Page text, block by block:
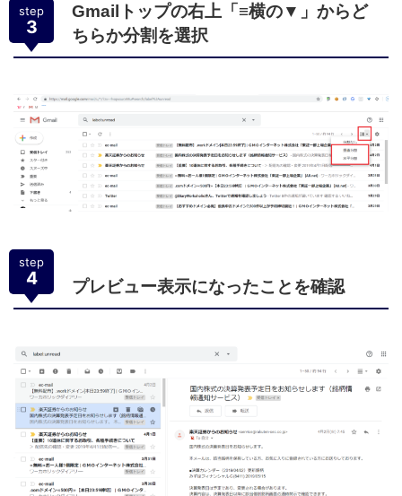
step
3
Gmailトップの右上「≡横の▼」からど
ちらか分割を選択
step
4 プレビュー表示になったことを確認